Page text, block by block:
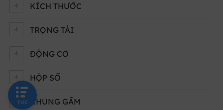
KÍCH THƯỚC
TRỌNG TẢI
ĐỘNG CƠ
HỘP SỐ
KHUNG GẦM
TOC